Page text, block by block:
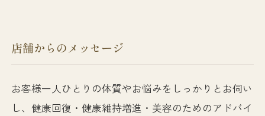
店舗からのメッセージ
お客様一人ひとりの体質やお悩みをしっかりとお伺い
し、健康回復・健康維持増進・美容のためのアドバイ